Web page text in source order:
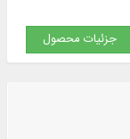
جزئیات محصول